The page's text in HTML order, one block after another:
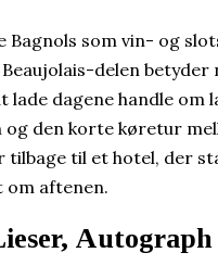
Bagnols som vin- og
delen
lade dagene handle om
og den korte køretur
tilbage til et hotel, der
om aftenen.